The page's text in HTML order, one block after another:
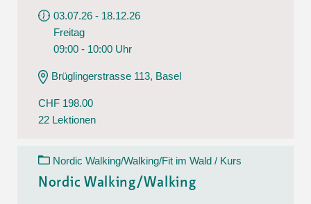
03.07.26 - 18.12.26
Freitag
09:00 - 10:00 Uhr
Brüglingerstrasse 113, Basel
CHF 198.00
22 Lektionen
Nordic Walking/Walking/Fit im Wald / Kurs
Nordic Walking/Walking